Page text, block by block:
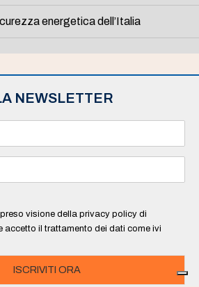
energetica dell’Italia
NEWSLETTER
visione della privacy policy di
accetto il trattamento dei dati come ivi
ISCRIVITI ORA